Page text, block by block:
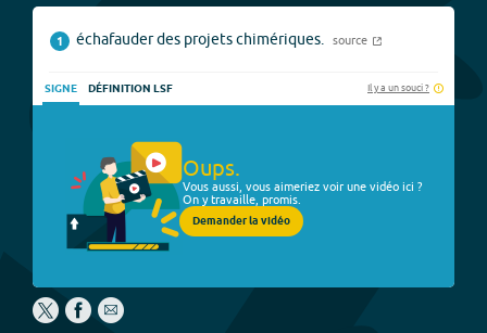
1 échafauder des projets chimériques. source
SIGNE DÉFINITION LSF Il y a un souci ?
Oups.
Vous aussi, vous aimeriez voir une vidéo ici ?
On y travaille, promis.
Demander la vidéo